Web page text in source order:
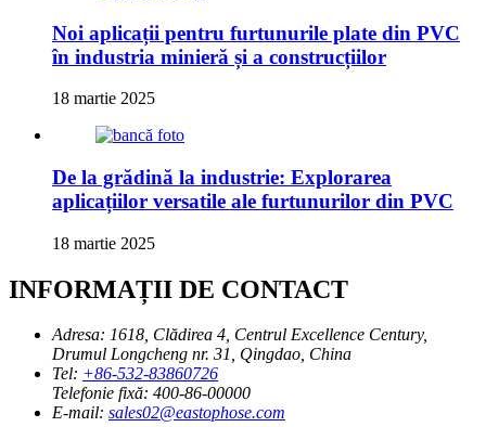
Noi aplicații pentru furtunurile plate din PVC
în industria minieră și a construcțiilor
18 martie 2025
De la grădină la industrie: Explorarea
aplicațiilor versatile ale furtunurilor din PVC
18 martie 2025
INFORMAȚII DE CONTACT
Adresa: 1618, Clădirea 4, Centrul Excellence Century,
Drumul Longcheng nr. 31, Qingdao, China
Tel: +86-532-83860726
Telefonie fixă: 400-86-00000
E-mail: sales02@eastophose.com